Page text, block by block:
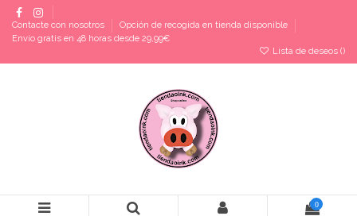
Contacte con nosotros
Opción de recogida en tienda disponible
Envío gratis en 48 horas desde 29,99€
Lista de deseos ()
0